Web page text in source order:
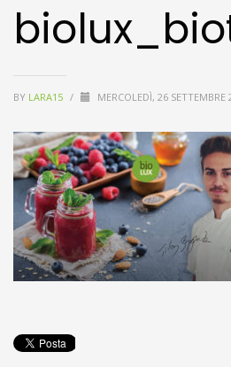
BY LARA15 / MERCOLEDÌ, 26 SETTEMBRE